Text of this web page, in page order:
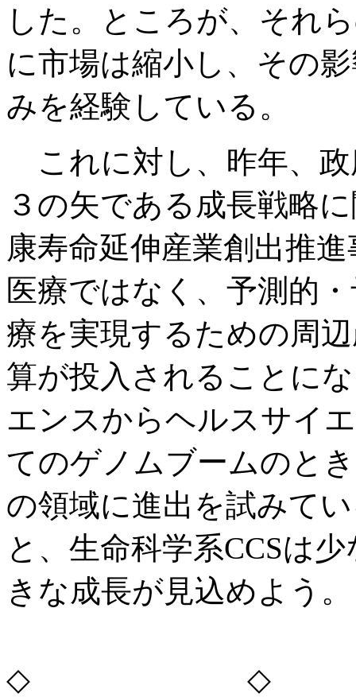
した。ところが、それ
に市場は縮小し、その
みを経験している。
これに対し、昨年、
３の矢である成長戦略
康寿命延伸産業創出推
医療ではなく、予測的
療を実現するための周
算が投入されることに
エンスからヘルスサイ
てのゲノムブームのと
の領域に進出を試みて
と、生命科学系CCSは
きな成長が見込めよう。
◇ ◇